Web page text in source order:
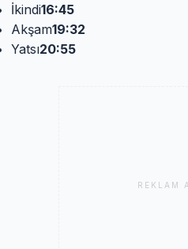
İkindi16:45
Akşam19:32
Yatsı20:55
REKLAM